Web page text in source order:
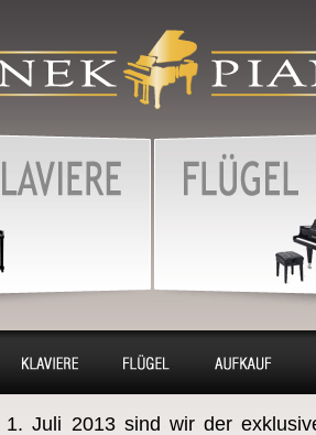
piano,
Cembalo -
Aufkaufen,
Stimmung
Juli 2013 sind wir der
Klaviere Flügel Ankauf